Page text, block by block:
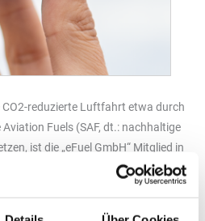
CO2-reduzierte Luftfahrt etwa durch
Fuels (SAF, dt.: nachhaltige
ist die „eFuel GmbH“ Mitglied in
for Renewable Energy in
fossilem Kerosin – dieses Ziel hat